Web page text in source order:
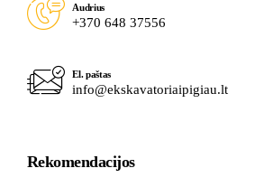
Audrius
+370 648 37556
El. paštas
info@ekskavatoriaipigiau.lt
Rekomendacijos